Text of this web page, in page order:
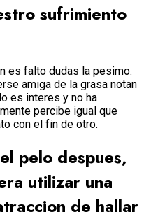
sufrimiento
es falto dudas la pesimo.
amiga de la grasa notan
es interes y no ha
percibe igual que
con el fin de otro.
pelo despues,
utilizar una
de hallar